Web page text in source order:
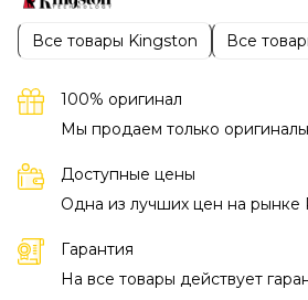
Все товары Kingston Все
100% оригинал
Мы продаем только
Доступные цены
Одна из лучших цен на
Гарантия
На все товары действует